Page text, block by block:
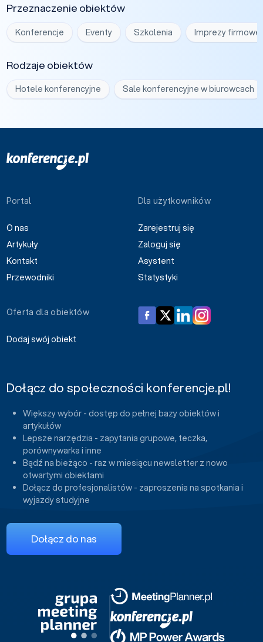
Przeznaczenie obiektów
Konferencje Eventy Szkolenia Imprezy firmowe
Rodzaje obiektów
Hotele konferencyjne Sale konferencyjne w biurowcach
Portal
O nas
Artykuły
Kontakt
Przewodniki
Dla użytkowników
Zarejestruj się
Zaloguj się
Asystent
Statystyki
Oferta dla obiektów
Dodaj swój obiekt
Dołącz do społeczności konferencje.pl!
Większy wybór - dostęp do pełnej bazy obiektów i
artykułów
Lepsze narzędzia - zapytania grupowe, teczka,
porównywarka i inne
Bądź na bieżąco - raz w miesiącu newsletter z nowo
otwartymi obiektami
Dołącz do profesjonalistów - zaproszenia na spotkania i
wyjazdy studyjne
Dołącz do nas